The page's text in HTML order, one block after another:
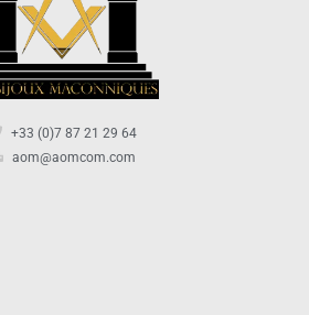
+33 (0)7 87 21 29 64
aom@aomcom.com